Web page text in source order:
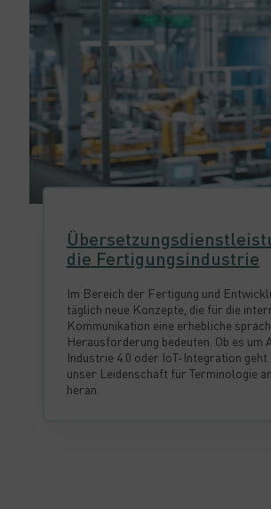
die Fertigungsindustrie
Im Bereich der Fertigung und
täglich neue Konzepte, die für die
Kommunikation eine erhebliche
Herausforderung bedeuten. Ob es um
Industrie 4.0 oder IoT-Integration geht
unser Leidenschaft für Terminologie
heran.